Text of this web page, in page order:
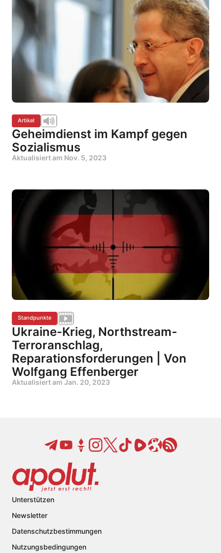
Artikel
Geheimdienst im Kampf gegen
Sozialismus
Aktualisiert am Nov. 5, 2023
Standpunkte
Ukraine-Krieg, Northstream-
Terroranschlag,
Reparationsforderungen | Von
Wolfgang Effenberger
Aktualisiert am Jan. 20, 2023
Unterstützen
Newsletter
Datenschutzbestimmungen
Nutzungsbedingungen